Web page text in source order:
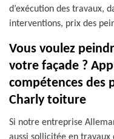
d’exécution des travaux,
interventions, prix des
Vous voulez
votre façade ?
compétences des
Charly toiture
Si notre entreprise